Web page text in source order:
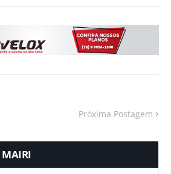
Próxima Postagem
MAIRI